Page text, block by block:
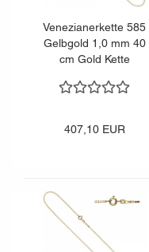
Venezianerkette 585
Gelbgold 1,0 mm 40
cm Gold Kette
407,10 EUR